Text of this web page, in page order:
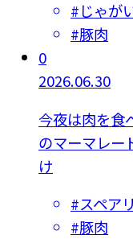
#じゃが
#豚肉
0
2026.06.30
今夜は肉を食
のマーマレー
け
#スペア
#豚肉